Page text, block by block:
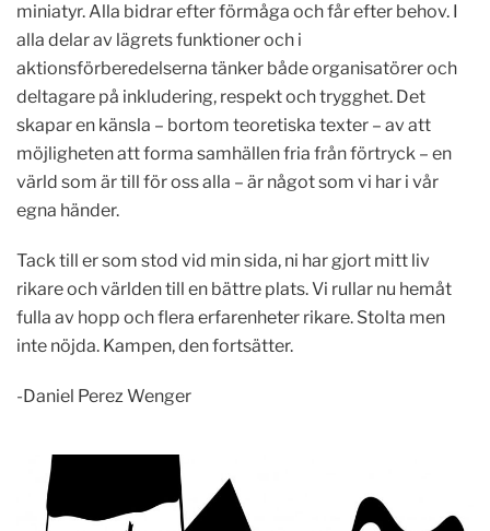
miniatyr. Alla bidrar efter förmåga och får efter behov. I
alla delar av lägrets funktioner och i
aktionsförberedelserna tänker både organisatörer och
deltagare på inkludering, respekt och trygghet. Det
skapar en känsla – bortom teoretiska texter – av att
möjligheten att forma samhällen fria från förtryck – en
värld som är till för oss alla – är något som vi har i vår
egna händer.
Tack till er som stod vid min sida, ni har gjort mitt liv
rikare och världen till en bättre plats. Vi rullar nu hemåt
fulla av hopp och flera erfarenheter rikare. Stolta men
inte nöjda. Kampen, den fortsätter.
-Daniel Perez Wenger